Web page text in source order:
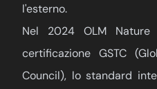
l'esterno.
Nel 2024 OLM
certificazione GSTC
Council), lo standard